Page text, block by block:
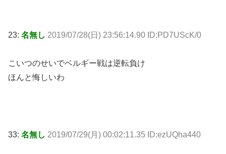
23: 名無し 2019/07/28(日) 23:56:14.90 ID:PD7UScK/0
こいつのせいでベルギー戦は逆転負け
ほんと悔しいわ
33: 名無し 2019/07/29(月) 00:02:11.35 ID:ezUQha440